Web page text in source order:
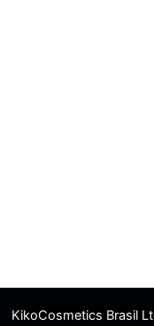
KikoCosmetics Brasil